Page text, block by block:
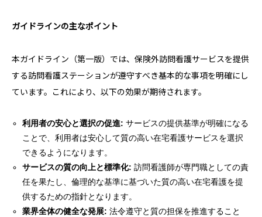
ガイドラインの主なポイント
本ガイドライン（第一版）では、保険外訪問看護サービスを提供
する訪問看護ステーションが遵守すべき基本的な事項を明確にし
ています。これにより、以下の効果が期待されます。
利用者の安心と選択の促進: サービスの提供基準が明確になる
ことで、利用者は安心して質の高い在宅看護サービスを選択
できるようになります。
サービスの質の向上と標準化: 訪問看護師が専門職としての責
任を果たし、倫理的な基準に基づいた質の高い在宅看護を提
供するための指針となります。
業界全体の健全な発展: 法令遵守と質の担保を推進すること